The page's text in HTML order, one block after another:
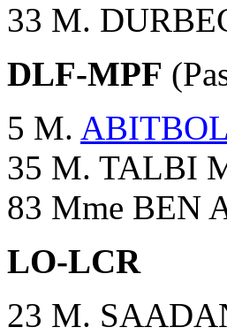
33 M.
DLF-MPF
5 M.
35 M. TALBI
83 Mme BEN
LO-LCR
23 M.